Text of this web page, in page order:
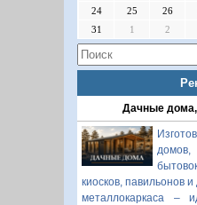
24
25 26
31
1 2
Дачные дома,
домов,
киосков, павильонов
металлокаркаса –